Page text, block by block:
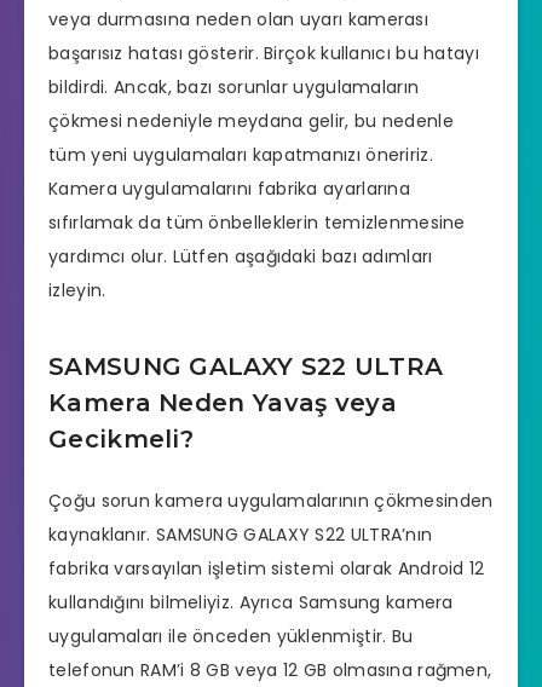
veya durmasına neden olan uyarı kamerası
başarısız hatası gösterir. Birçok kullanıcı bu hatayı
bildirdi. Ancak, bazı sorunlar uygulamaların
çökmesi nedeniyle meydana gelir, bu nedenle
tüm yeni uygulamaları kapatmanızı öneririz.
Kamera uygulamalarını fabrika ayarlarına
sıfırlamak da tüm önbelleklerin temizlenmesine
yardımcı olur. Lütfen aşağıdaki bazı adımları
izleyin.
SAMSUNG GALAXY S22 ULTRA
Kamera Neden Yavaş veya
Gecikmeli?
Çoğu sorun kamera uygulamalarının çökmesinden
kaynaklanır. SAMSUNG GALAXY S22 ULTRA’nın
fabrika varsayılan işletim sistemi olarak Android 12
kullandığını bilmeliyiz. Ayrıca Samsung kamera
uygulamaları ile önceden yüklenmiştir. Bu
telefonun RAM’i 8 GB veya 12 GB olmasına rağmen,